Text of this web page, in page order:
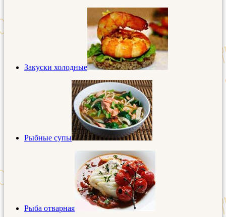
Закуски холодные
Рыбные супы
Рыба отварная